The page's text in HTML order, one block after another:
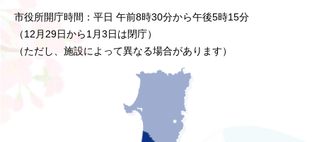
市役所開庁時間：平日 午前8時30分から午後5時15分
（12月29日から1月3日は閉庁）
（ただし、施設によって異なる場合があります）